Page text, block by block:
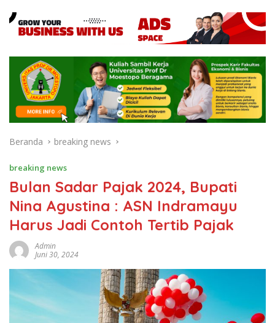
Beranda breaking news
breaking news
Bulan Sadar Pajak 2024, Bupati
Nina Agustina : ASN Indramayu
Harus Jadi Contoh Tertib Pajak
Admin
Juni 30, 2024